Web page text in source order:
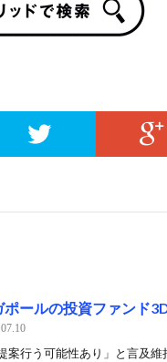
ポールの投資ファンド
案行う可能性あり」と言及